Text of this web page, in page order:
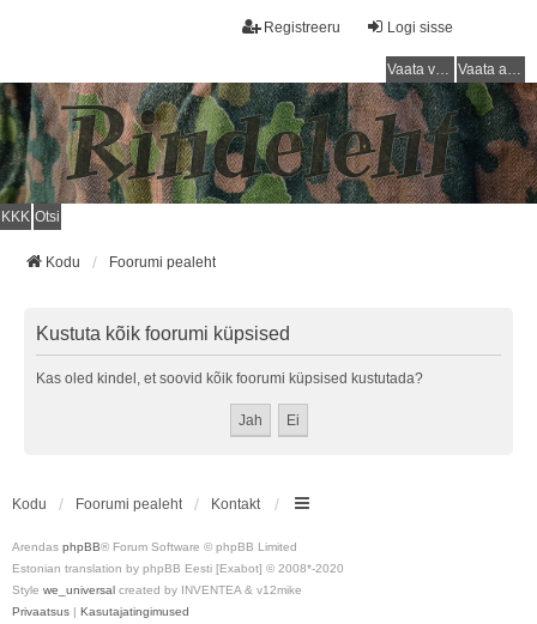
Logi sisse
Registreeru
Vaata vastamata teemasi Vaata aktiivseid teemasid
KKK Otsi
Kodu Foorumi pealeht
Kustuta kõik foorumi küpsised
Kas oled kindel, et soovid kõik foorumi küpsised kustutada?
Kodu Foorumi pealeht Kontakt
Arendas phpBB® Forum Software © phpBB Limited
Estonian translation by phpBB Eesti [Exabot] © 2008*-2020
Style we_universal created by INVENTEA & v12mike
Privaatsus | Kasutajatingimused